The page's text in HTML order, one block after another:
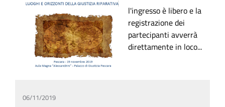
l'ingresso è libero e la
registrazione dei
partecipanti avverrà
direttamente in loco...
06/11/2019